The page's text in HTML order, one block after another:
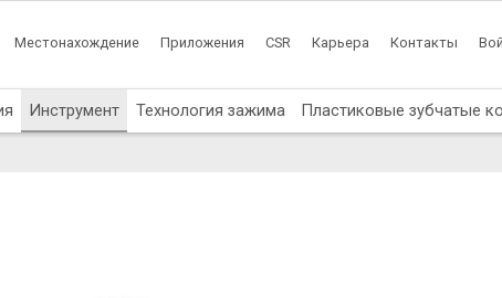
Местонахождение Приложения CSR Карьера Контакты
Инструмент Технология зажима Пластиковые зубчатые